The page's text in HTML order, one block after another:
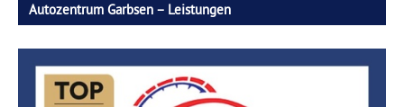
Autozentrum Garbsen – Leistungen